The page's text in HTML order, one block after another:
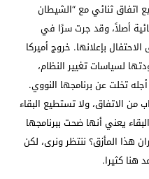
اتفاق ثنائي مع “الشيطان
أصلاً، وقد جرت سرًا في
بإعلانها. خروج أميركا
لسياسات تغيير النظام،
تخلت عن برنامجها النووي.
من الاتفاق، ولا تستطيع البقاء
يعني أنها ضحت ببرنامجها
هذا المأزق؟ ننتظر ونرى، لكن
هنا كثيرا.